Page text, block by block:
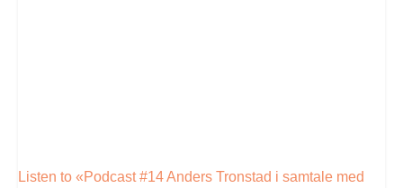
Listen to «Podcast #14 Anders Tronstad i samtale med